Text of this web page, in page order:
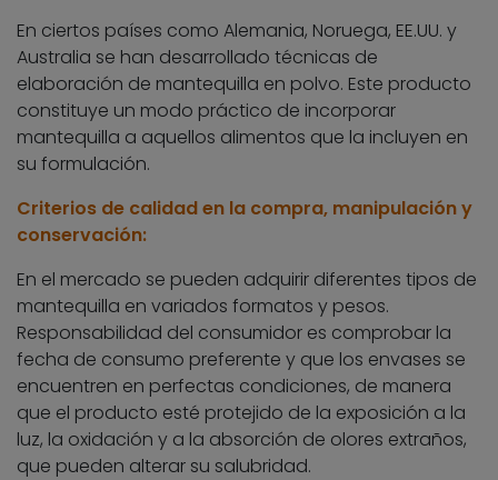
En ciertos países como Alemania, Noruega, EE.UU. y
Australia se han desarrollado técnicas de
elaboración de mantequilla en polvo. Este producto
constituye un modo práctico de incorporar
mantequilla a aquellos alimentos que la incluyen en
su formulación.
Criterios de calidad en la compra, manipulación y
conservación:
En el mercado se pueden adquirir diferentes tipos de
mantequilla en variados formatos y pesos.
Responsabilidad del consumidor es comprobar la
fecha de consumo preferente y que los envases se
encuentren en perfectas condiciones, de manera
que el producto esté protejido de la exposición a la
luz, la oxidación y a la absorción de olores extraños,
que pueden alterar su salubridad.